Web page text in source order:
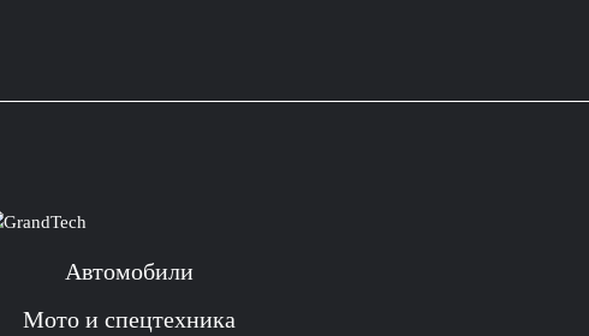
Автомобили
Мото и спецтехника